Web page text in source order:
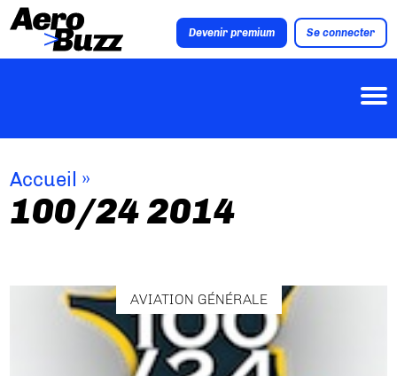
Devenir premium Se connecter
Accueil »
100/24 2014
AVIATION GÉNÉRALE